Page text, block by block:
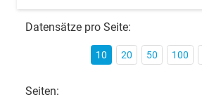
Datensätze pro Seite:
10 20 50 100
Seiten: